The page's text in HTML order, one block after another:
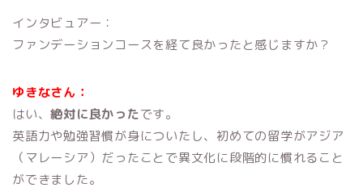
インタビュアー：
ファンデーションコースを経て良かったと感じますか？
ゆきなさん：
はい、絶対に良かったです。
英語力や勉強習慣が身についたし、初めての留学がアジア
（マレーシア）だったことで異文化に段階的に慣れること
ができました。